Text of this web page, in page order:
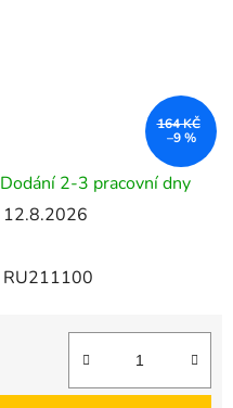
Dodání 2-3 pracovní dny
12.8.2026
RU211100
164 KČ
–9 %